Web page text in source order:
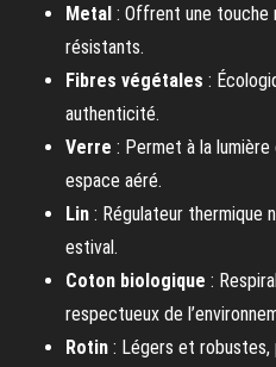
Metal : Offrent une
résistants.
Fibres végétales :
authenticité.
Verre : Permet à la
espace aéré.
Lin : Régulateur thermique
estival.
Coton biologique :
respectueux de
Rotin : Légers et